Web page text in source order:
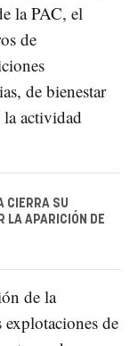
la PAC, el
de
de bienestar
actividad
CIERRA SU
LA APARICIÓN DE
de la
de